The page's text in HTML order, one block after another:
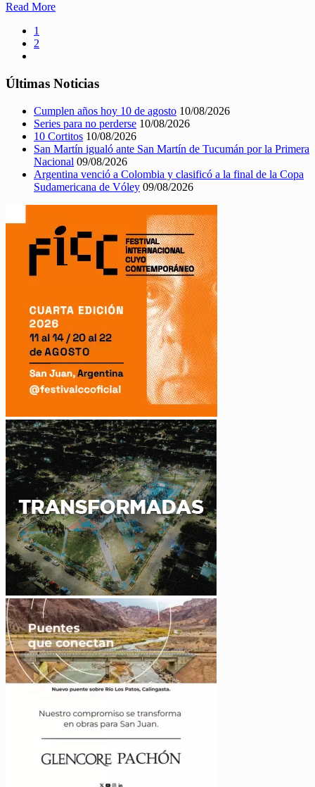
Read More
1
2
Últimas Noticias
Cumplen años hoy 10 de agosto 10/08/2026
Series para no perderse 10/08/2026
10 Cortitos 10/08/2026
San Martín igualó ante San Martín de Tucumán por la Primera
Nacional 09/08/2026
Argentina venció a Colombia y clasificó a la final de la Copa
Sudamericana de Vóley 09/08/2026